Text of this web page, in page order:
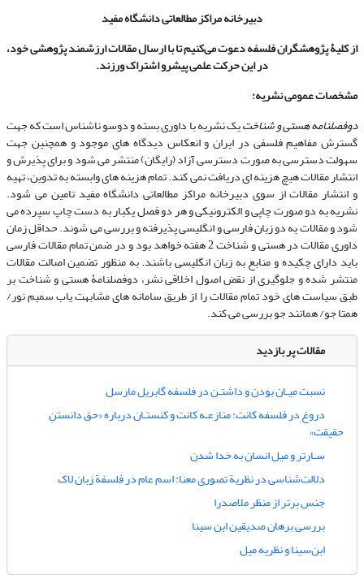
دبیرخانه مراکز مطالعاتی دانشگاه مفید
از کلیۀ پژوهشگران فلسفه دعوت می‌کنیم تا با ارسال مقالات ارزشمند پژوهشی خود،
در این حرکت علمی پیشرو اشتراک ورزند.
مشخصات عمومی نشریه:
دوفصلنامه هستی و شناختیک نشریه با داوری بسته و دوسو ناشناس است که جهت
گسترش مفاهیم فلسفی در ایران و انعکاس دیدگاه های موجود و همچنین جهت
سهولت دسترسی به صورت دسترسی آزاد (رایگان) منتشر می شود و برای پذیرش و
انتشار مقالات هیچ هزینه ای دریافت نمی کند. تمام هزینه های وابسته به تدوین، تهیه
و انتشار مقالات از سوی دبیرخانه مراکز مطالعاتی دانشگاه مفید تامین می شود.
نشریه به دو صورت چاپی و الکترونیکی و هر دو فصل یکبار به دست چاپ سپرده می
شود و مقالات به دو زبان فارسی و انگلیسی پذیرفته و بررسی می شوند. حداقل زمان
داوری مقالات در هستی و شناخت 2 هفته خواهد بود و در ضمن تمام مقالات فارسی
باید دارای چکیده و منابع به زبان انگلیسی باشند. به منظور تضمین اصالت مقالات
منتشر شده و جلوگیری از نقض اصول اخلاقی نشر، دوفصلنامۀ هستی و شناخت بر
طبق سیاست های خود تمام مقالات را از طریق سامانه های مشابهت یاب سمیم نور/
همتا جو/ همانند جو بررسی می کند.
مقالات پر بازدید
نسبت میـان بودن و داشتـن در فلسفه گابریل مارسل
دروغ در فلسفه کانت: منازعـه کانت و کنستـان درباره «حق دانستنِ
حقیقت»
سـارتر و میل انسان به خدا شدن
دلالت‌شناسی در نظریة‌ تصوری معنا: اسم عام در فلسفة زبان لاک
جنس برتر از منظر ملاصدرا
بررسی برهان صدیقین ابن سینا
ابن‌سینا و نظریه میل